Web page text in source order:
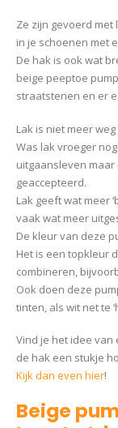
Ze zijn gevoerd
in je schoenen met
De hak is ook wat
beige peeptoe
straatstenen en er
Lak is niet meer
Was lak vroeger
uitgaansleven
geaccepteerd.
Lak geeft wat meer
vaak wat meer
De kleur van deze
Het is een topkleur
combineren,
Ook doen deze
tinten, als wit net te
Vind je het idee
de hak een stukje
Kijk dan even hier!
Beige